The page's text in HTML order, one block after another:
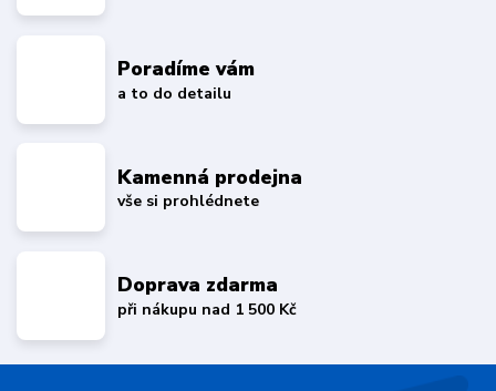
Poradíme vám
a to do detailu
Kamenná prodejna
vše si prohlédnete
Doprava zdarma
při nákupu nad 1 500 Kč